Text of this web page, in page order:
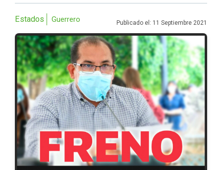
Estados Guerrero Publicado el: 11 Septiembre 2021